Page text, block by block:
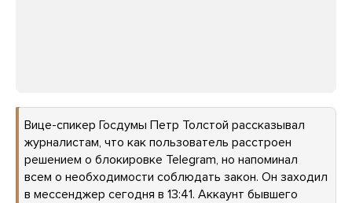
Вице-спикер Госдумы Петр Толстой рассказывал
журналистам, что как пользователь расстроен
решением о блокировке Telegram, но напоминал
всем о необходимости соблюдать закон. Он заходил
в мессенджер сегодня в 13:41. Аккаунт бывшего